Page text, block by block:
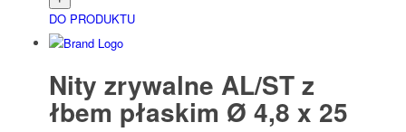
DO PRODUKTU
Nity zrywalne AL/ST z
łbem płaskim Ø 4,8 x 25